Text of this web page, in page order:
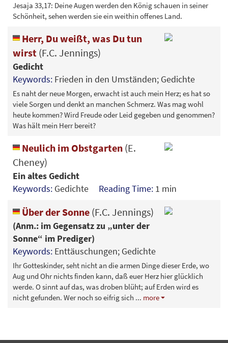
Jesaja 33,17: Deine Augen werden den König schauen in seiner
Schönheit, sehen werden sie ein weithin offenes Land.
Herr, Du weißt, was Du tun
wirst (F.C. Jennings)
Gedicht
Keywords: Frieden in den Umständen; Gedichte
Es naht der neue Morgen, erwacht ist auch mein Herz; es hat so
viele Sorgen und denkt an manchen Schmerz. Was mag wohl
heute kommen? Wird Freude oder Leid gegeben und genommen?
Was hält mein Herr bereit?
Neulich im Obstgarten (E.
Cheney)
Ein altes Gedicht
Keywords: Gedichte Reading Time: 1 min
Über der Sonne (F.C. Jennings)
(Anm.: im Gegensatz zu „unter der
Sonne“ im Prediger)
Keywords: Enttäuschungen; Gedichte
Ihr Gotteskinder, seht nicht an die armen Dinge dieser Erde, wo
Aug und Ohr nichts finden kann, daß euer Herz hier glücklich
werde. O sinnt auf das, was droben blüht; auf Erden wird es
nicht gefunden. Wer noch so eifrig sich ... more